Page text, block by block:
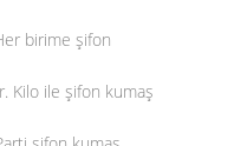
birime şifon
Kilo ile şifon kumaş